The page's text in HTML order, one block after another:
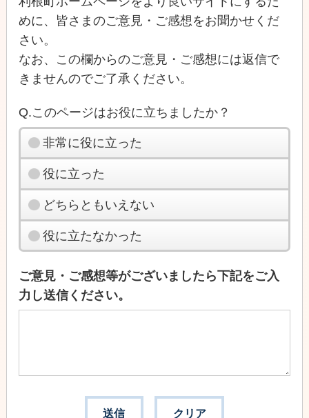
めに、皆さまのご意見・ご感想をお聞かせくだ
さい。
なお、この欄からのご意見・ご感想には返信で
きませんのでご了承ください。
Q.このページはお役に立ちましたか？
非常に役に立った
役に立った
どちらともいえない
役に立たなかった
ご意見・ご感想等がございましたら下記をご入
力し送信ください。